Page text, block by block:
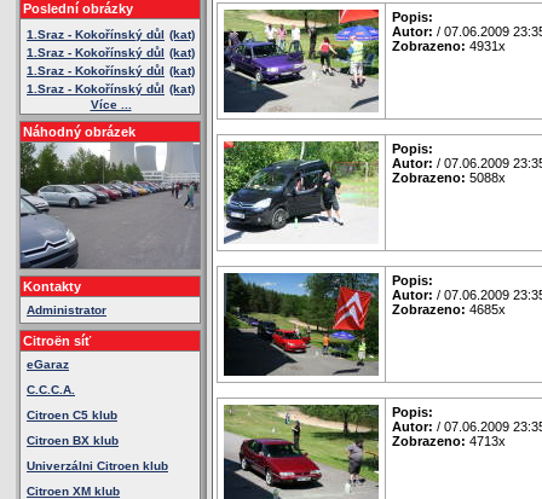
Poslední obrázky
1.Sraz - Kokořínský důl (kat)
1.Sraz - Kokořínský důl (kat)
1.Sraz - Kokořínský důl (kat)
1.Sraz - Kokořínský důl (kat)
Více ...
Náhodný obrázek
Kontakty
Administrator
Citroën síť
eGaraz
C.C.C.A.
Citroen C5 klub
Citroen BX klub
Univerzálni Citroen klub
Citroen XM klub
Popis:
Autor: / 07.06.2009
Zobrazeno: 4931x
Popis:
Autor: / 07.06.2009
Zobrazeno: 5088x
Popis:
Autor: / 07.06.2009
Zobrazeno: 4685x
Popis:
Autor: / 07.06.2009
Zobrazeno: 4713x